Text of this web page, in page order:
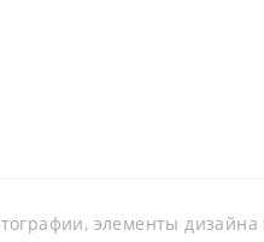
элементы